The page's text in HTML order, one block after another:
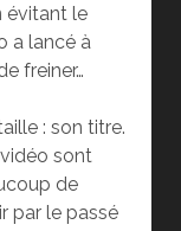
évitant le
a lancé à
freiner…
: son titre.
vidéo sont
de
par le passé